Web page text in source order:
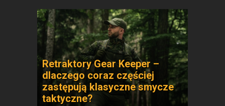
Retraktory Gear Keeper –
dlaczego coraz częściej
zastępują klasyczne smycze
taktyczne?